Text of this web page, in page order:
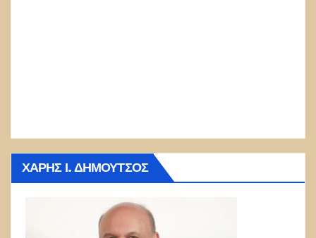
ΧΆΡΗΣ Ι. ΔΗΜΟΎΤΣΟΣ